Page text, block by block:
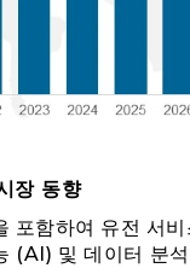
장 동향
포함하여 유전 서
(AI) 및 데이터 분